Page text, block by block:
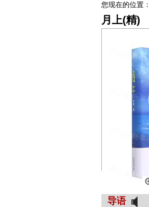
您现在的位置：
月上(精)
导语